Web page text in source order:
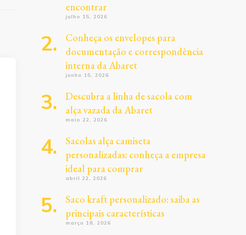
encontrar
julho 15, 2026
Conheça os envelopes para
documentação e correspondência
interna da Abaret
junho 15, 2026
Descubra a linha de sacola com
alça vazada da Abaret
maio 22, 2026
Sacolas alça camiseta
personalizadas: conheça a empresa
ideal para comprar
abril 22, 2026
Saco kraft personalizado: saiba as
principais características
março 18, 2026